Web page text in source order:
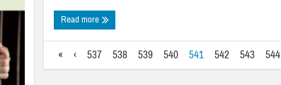
Read more
« ‹ 537 538 539 540 541 542 543 544